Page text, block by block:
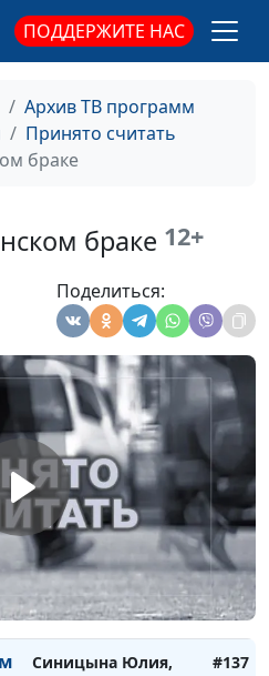
ПОДДЕРЖИТЕ НАС
Архив ТВ программ
Принято считать
браке
браке 12+
Поделиться:
Синицына Юлия,
Елена
Синицына Юлия,
Архиповы Виталий,
Синицына Юлия,
Елена
Архиповы Виталий,
Елена
Синицына Юлия,
Архипова Елена
#140
Синицына Юлия,
Архипова Елена
#139
Синицына Юлия,
Архипова Елена
#138
Синицына Юлия,
#137